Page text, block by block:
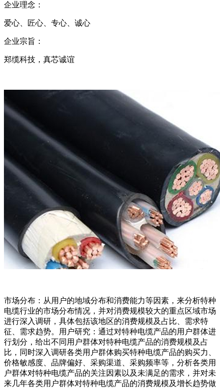
企业理念：
爱心、匠心、专心、诚心
企业宗旨：
郑缆科技，真芯诚谊
市场分布：从用户的地域分布和消费能力等因素，来分析特种
电缆行业的市场分布情况，并对消费规模较大的重点区域市场
进行深入调研，具体包括该地区的消费规模及占比、需求特
征、需求趋势。用户研究：通过对特种电缆产品的用户群体进
行划分，给出不同用户群体对特种电缆产品的消费规模及占
比，同时深入调研各类用户群体购买特种电缆产品的购买力、
价格敏感度、品牌偏好、采购渠道、采购频率等，分析各类用
户群体对特种电缆产品的关注因素以及未满足的需求，并对未
来几年各类用户群体对特种电缆产品的消费规模及增长趋势做